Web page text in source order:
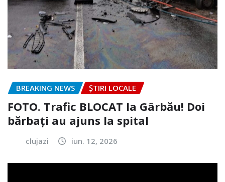
BREAKING NEWS ȘTIRI LOCALE
FOTO. Trafic BLOCAT la Gârbău! Doi
bărbați au ajuns la spital
clujazi iun. 12, 2026